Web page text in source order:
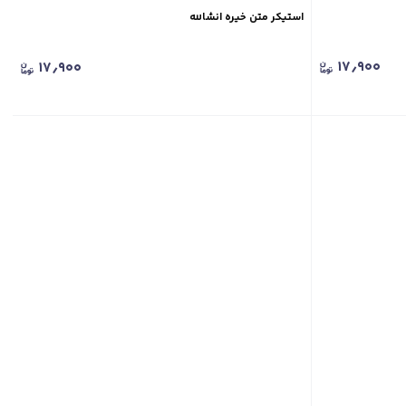
۱۷٫۹۰۰
استیکر متن خیره انشالله
۱۷٫۹۰۰